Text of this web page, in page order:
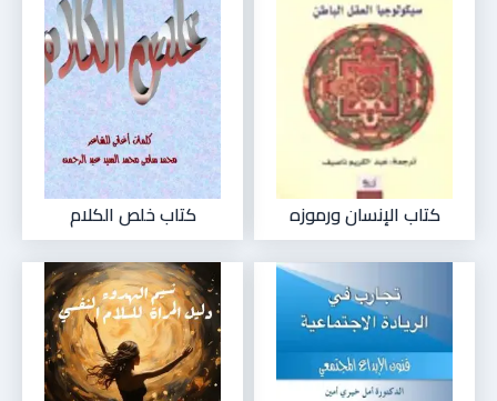
كتاب الإنسان ورموزه كتاب خلص الكلام